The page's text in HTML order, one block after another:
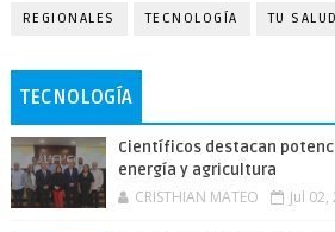
REGIONALES TECNOLOGÍA TU SALUD
TECNOLOGÍA
Científicos destacan
energía y agricultura
CRISTHIAN MATEO Jul